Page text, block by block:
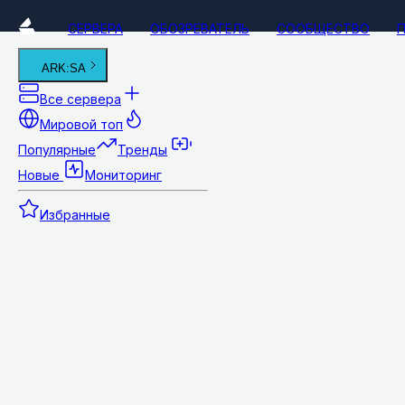
СЕРВЕРА ОБОЗРЕВАТЕЛЬ СООБЩЕСТВО
ARK:SA
Все сервера
Мировой топ
Популярные
Тренды
Новые
Мониторинг
Избранные